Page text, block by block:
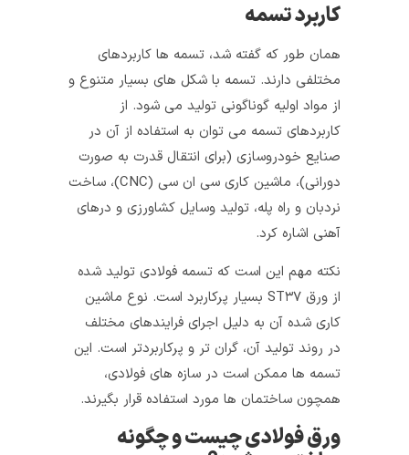
کاربرد تسمه
همان طور که گفته شد، تسمه ها کاربردهای
مختلفی دارند. تسمه با شکل های بسیار متنوعو
از مواد اولیه گوناگونی تولید می شود. از
کاربردهای تسمه می توان به استفاده از آن در
صنایع خودروسازی (برای انتقال قدرت به صورت
دورانی)، ماشین کاری سی ان سی (CNC)، ساخت
نردبان و راه پله، تولید وسایل کشاورزی و درهای
آهنی اشاره کرد.
نکته مهم این است که تسمه‌ فولادی تولید شده
از ورق ST۳۷ بسیار پرکاربرد است. نوع ماشین
کاری شد‌ه آن به دلیل اجرای فرایندهای مختلف
در روند تولید آن، گران تر و پرکاربردتر است. این
تسمه ها ممکن است در سازه های فولادی،
همچون ساختمان ها مورد استفاده قرار بگیرند.
ورق فولادی چیست و چگونه